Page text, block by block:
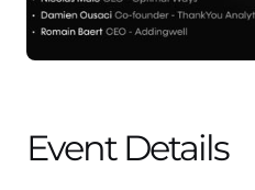
Event Details